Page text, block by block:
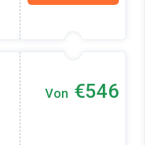
Von €546